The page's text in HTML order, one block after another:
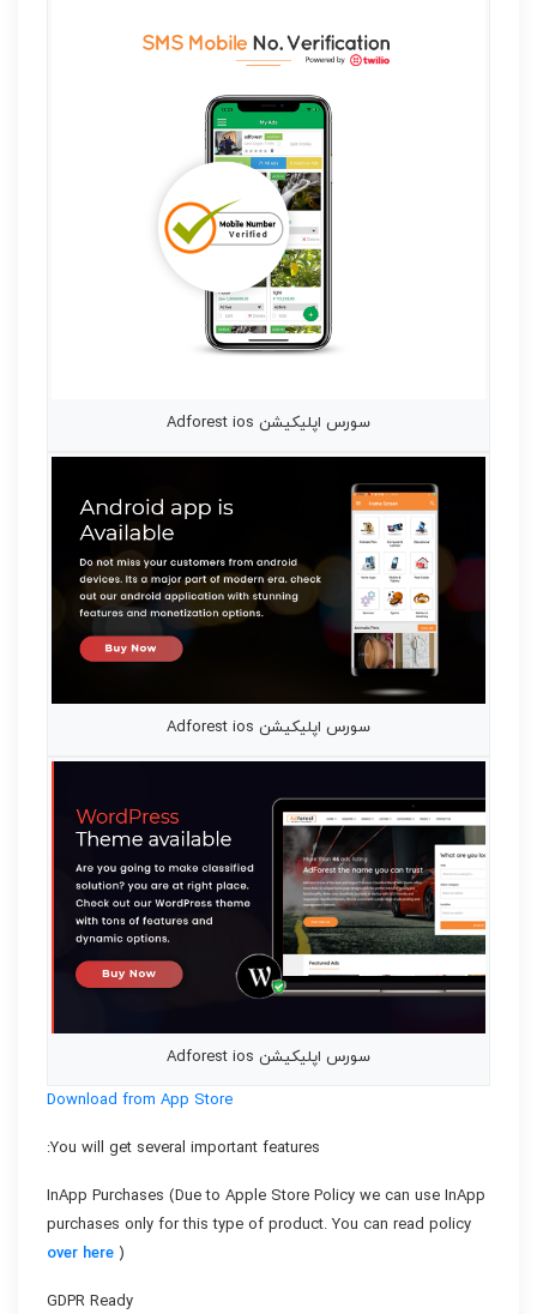
سورس اپلیکیشن Adforest ios
سورس اپلیکیشن Adforest ios
سورس اپلیکیشن Adforest ios
Download from App Store
You will get several important features:
InApp Purchases (Due to Apple Store Policy we can use InApp
purchases only for this type of product. You can read policy
over here )
GDPR Ready